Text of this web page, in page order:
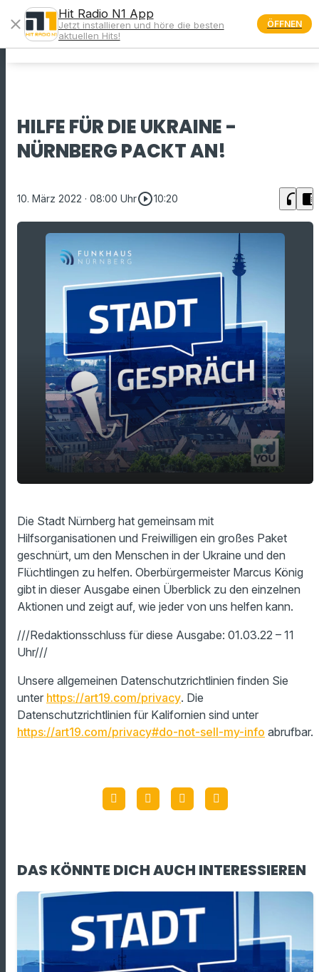
menu
HILFE FÜR DIE UKRAINE -
NÜRNBERG PACKT AN!
10. März 2022 · 08:00 Uhrplay_circle_outline10:20 headphones chrome_reader_mode
play_arrow
00:00 10:20
Die Stadt Nürnberg hat gemeinsam mit
Hilfsorganisationen und Freiwilligen ein großes Paket
geschnürt, um den Menschen in der Ukraine und den
Flüchtlingen zu helfen. Oberbürgermeister Marcus König
gibt in dieser Ausgabe einen Überblick zu den einzelnen
Aktionen und zeigt auf, wie jeder von uns helfen kann.
///Redaktionsschluss für diese Ausgabe: 01.03.22 – 11
Uhr/// ​
Unsere allgemeinen Datenschutzrichtlinien finden Sie
unter https://art19.com/privacy. Die
Datenschutzrichtlinien für Kalifornien sind unter
https://art19.com/privacy#do-not-sell-my-info abrufbar.
DAS KÖNNTE DICH AUCH INTERESSIEREN
close
Hit Radio N1 App
Jetzt installieren und höre die besten
aktuellen Hits!
ÖFFNEN